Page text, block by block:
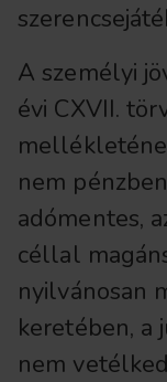
A személyi
évi CXVII.
nem
adómentes,
céllal
nyilvánosan
keretében, a
nem